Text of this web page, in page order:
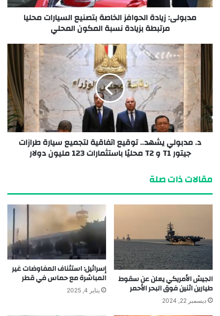
مدبولى: زيادة الحوافز الخاصة بتصنيع السيارات محليا
مرتبطة بزيادة نسبة المكون المحلي
د. مدبولي يشهد.. توقيع اتفاقية لتجميع سيارة طرازات
جيتور T1 و T2 محليًا باستثمارات 123 مليون دولار
مقالات ذات صلة
الجيش الأمريكي يعلن عن سقوط
طيارين اثنين فوق البحر الأحمر
ديسمبر 22, 2024
إسرائيل: استئناف المفاوضات غير
المباشرة مع حماس في قطر
يناير 4, 2025